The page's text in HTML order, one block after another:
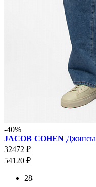
-40%
JACOB COHEN Джинсы
32472 ₽
54120 ₽
28